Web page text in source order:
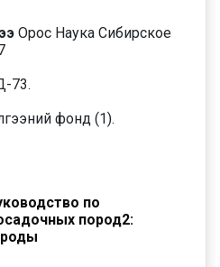
Орос Наука Сибирское
73.
фонд (1).
по
пород2: